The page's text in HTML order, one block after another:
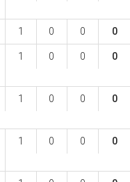
1 0 0 0
1 0 0 0
1 0 0 0
1 0 0 0